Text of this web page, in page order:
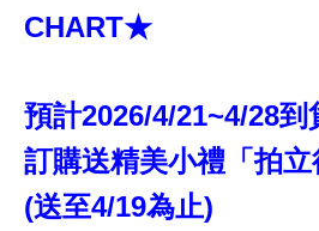
CHART★
預計2026/4/21~4/28到
訂購送精美小禮「拍立
(送至4/19為止)